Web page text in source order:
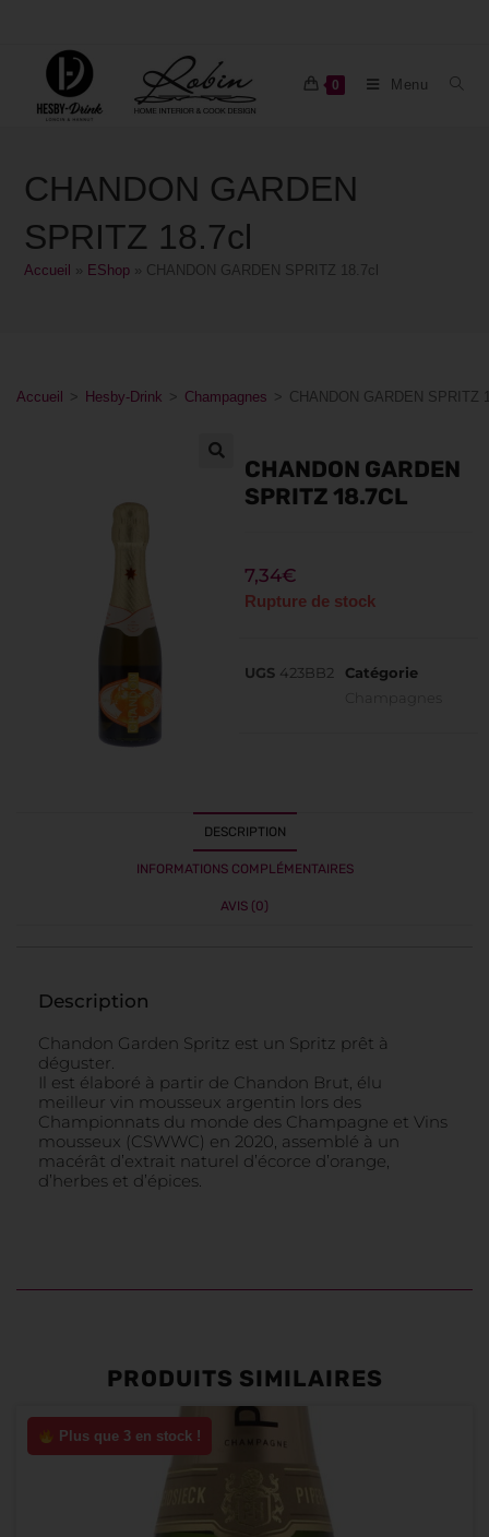
0 Menu
CHANDON GARDEN
SPRITZ 18.7cl
Accueil EShop CHANDON GARDEN SPRITZ 18.7cl
Accueil > Hesby-Drink > Champagnes > CHANDON GARDEN SPRITZ
CHANDON GARDEN
SPRITZ 18.7CL
7,34€
Rupture de stock
UGS 423BB2
Catégorie
Champagnes
DESCRIPTION
INFORMATIONS COMPLÉMENTAIRES
AVIS (0)
Description
Chandon Garden Spritz est un Spritz prêt à
déguster.
Il est élaboré à partir de Chandon Brut, élu
meilleur vin mousseux argentin lors des
Championnats du monde des Champagne et Vins
mousseux (CSWWC) en 2020, assemblé à un
macérât d’extrait naturel d’écorce d’orange,
d’herbes et d’épices.
PRODUITS SIMILAIRES
Plus que 3 en stock !